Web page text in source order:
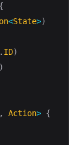
{
<State>)
ID)
)
Action> {